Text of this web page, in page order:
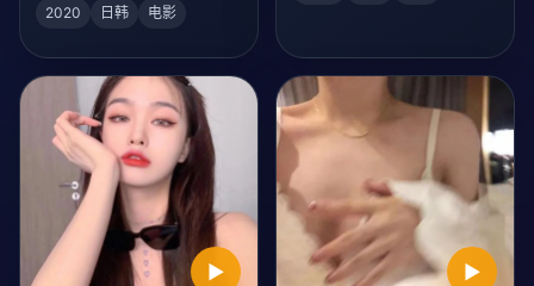
2020 日韩 电影
▶ ▶